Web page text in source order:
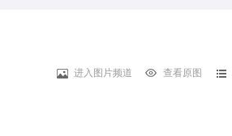
进入图片频道 查看原图